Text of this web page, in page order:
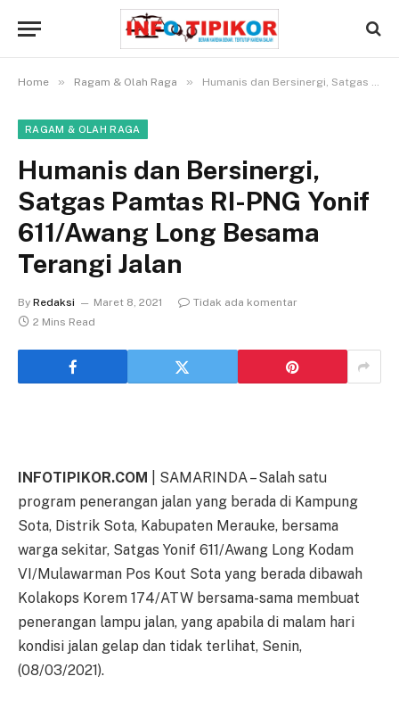
Home » Ragam & Olah Raga » Humanis dan Bersinergi, Satgas Pamtas RI-PNG Yonif 611/Awang Long Besama Terangi Jalan
RAGAM & OLAH RAGA
Humanis dan Bersinergi,
Satgas Pamtas RI-PNG Yonif
611/Awang Long Besama
Terangi Jalan
By Redaksi Maret 8, 2021
Tidak ada komentar
2 Mins Read
INFOTIPIKOR.COM
| SAMARINDA – Salah satu
program penerangan jalan yang berada di Kampung
Sota, Distrik Sota, Kabupaten Merauke, bersama
warga sekitar, Satgas Yonif 611/Awang Long Kodam
VI/Mulawarman Pos Kout Sota yang berada dibawah
Kolakops Korem 174/ATW bersama-sama membuat
penerangan lampu jalan, yang apabila di malam hari
kondisi jalan gelap dan tidak terlihat, Senin,
(08/03/2021).